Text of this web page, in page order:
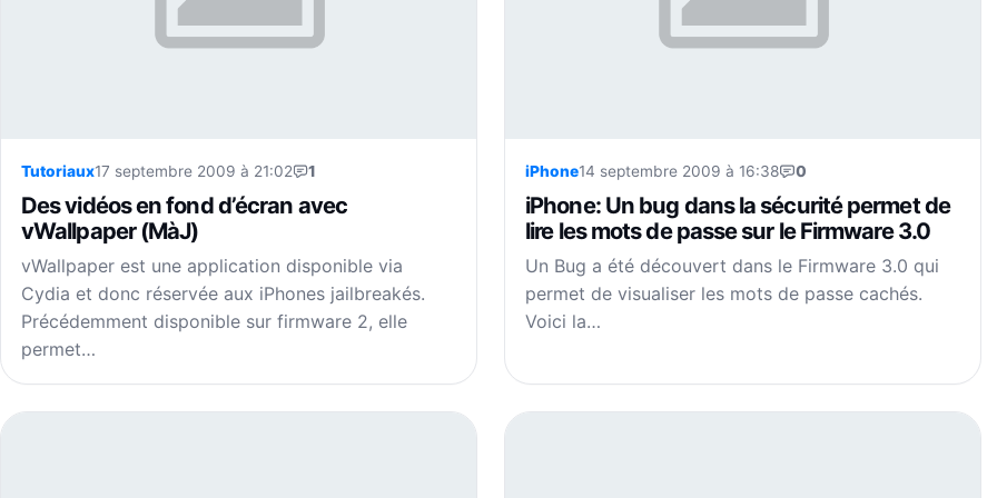
Tutoriaux17 septembre 2009 à 21:02 1
Des vidéos en fond d’écran avec
vWallpaper (MàJ)
vWallpaper est une application disponible via
Cydia et donc réservée aux iPhones jailbreakés.
Précédemment disponible sur firmware 2, elle
permet…
iPhone14 septembre 2009 à 16:38 0
iPhone: Un bug dans la sécurité permet de
lire les mots de passe sur le Firmware 3.0
Un Bug a été découvert dans le Firmware 3.0 qui
permet de visualiser les mots de passe cachés.
Voici la…